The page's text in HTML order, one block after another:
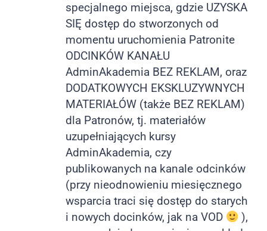
specjalnego miejsca, gdzie UZYSKA
SIĘ dostęp do stworzonych od
momentu uruchomienia Patronite
ODCINKÓW KANAŁU
AdminAkademia BEZ REKLAM, oraz
DODATKOWYCH EKSKLUZYWNYCH
MATERIAŁÓW (także BEZ REKLAM)
dla Patronów, tj. materiałów
uzupełniających kursy
AdminAkademia, czy
publikowanych na kanale odcinków
(przy nieodnowieniu miesięcznego
wsparcia traci się dostęp do starych
i nowych docinków, jak na VOD
),